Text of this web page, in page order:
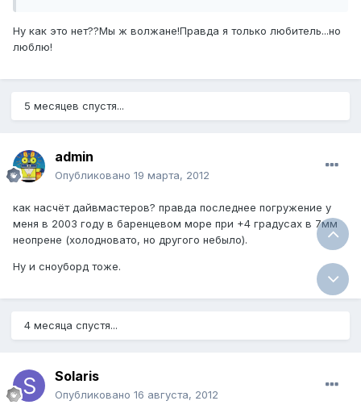
Ну как это нет??Мы ж волжане!Правда я только любитель...но
люблю!
5 месяцев спустя...
admin
Опубликовано 19 марта, 2012
как насчёт дайвмастеров? правда последнее погружение у
меня в 2003 году в баренцевом море при +4 градусах в 7мм
неопрене (холодновато, но другого небыло).
Ну и сноуборд тоже.
4 месяца спустя...
Solaris
Опубликовано 16 августа, 2012